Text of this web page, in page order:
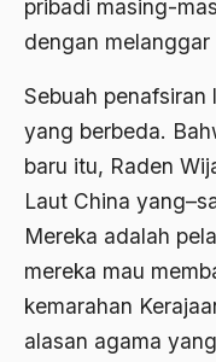
pribadi masing-
dengan melanggar
Sebuah penafsiran
yang berbeda.
baru itu, Raden
Laut China
Mereka adalah
mereka mau
kemarahan
alasan agama
1984
1982
1980
1979
1977
Administrasi Negara
Adu Pinalti
Advisors
Afganistan
Afiliasi Kultural